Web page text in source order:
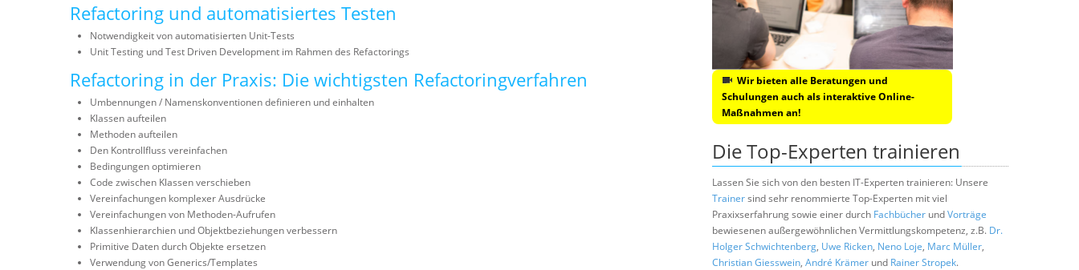
Refactoring und automatisiertes Testen
Notwendigkeit von automatisierten Unit-Tests
Unit Testing und Test Driven Development im Rahmen des Refactorings
Refactoring in der Praxis: Die wichtigsten Refactoringverfahren
Umbennungen / Namenskonventionen definieren und einhalten
Klassen aufteilen
Methoden aufteilen
Den Kontrollfluss vereinfachen
Bedingungen optimieren
Code zwischen Klassen verschieben
Vereinfachungen komplexer Ausdrücke
Vereinfachungen von Methoden-Aufrufen
Klassenhierarchien und Objektbeziehungen verbessern
Primitive Daten durch Objekte ersetzen
Verwendung von Generics/Templates
Wir bieten alle Beratungen und
Schulungen auch als interaktive Online-
Maßnahmen an!
Die Top-Experten trainieren
Lassen Sie sich von den besten IT-Experten trainieren: Unsere
Trainersind sehr renommierte Top-Experten mit viel
Praxixserfahrung sowie einer durch Fachbücher undVorträge
bewiesenen außergewöhnlichen Vermittlungskompetenz, z.B. Dr.
Holger Schwichtenberg, Uwe Ricken, Neno Loje, Marc Müller,
Christian Giesswein, André Krämer und Rainer Stropek.